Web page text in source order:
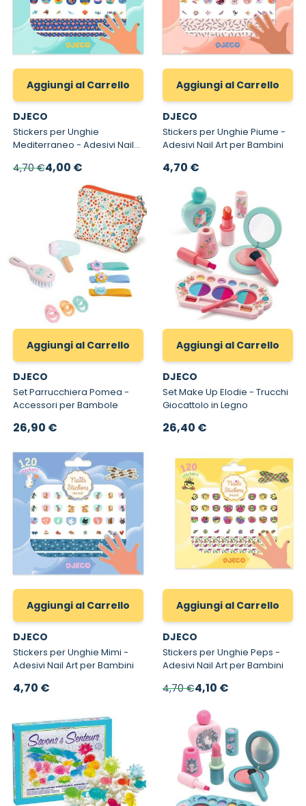
Aggiungi al Carrello
DJECO
Stickers per Unghie
Mediterraneo - Adesivi Nail
4,70 €Prezzo speciale
4,00 €
Aggiungi al Carrello
DJECO
Stickers per Unghie Piume -
Adesivi Nail Art per Bambini
4,70 €
Aggiungi al Carrello
DJECO
Set Parrucchiera Pomea -
Accessori per Bambole
26,90 €
Aggiungi al Carrello
DJECO
Set Make Up Elodie - Trucchi
Giocattolo in Legno
26,40 €
Aggiungi al Carrello
DJECO
Stickers per Unghie Mimi -
Adesivi Nail Art per Bambini
4,70 €
Aggiungi al Carrello
DJECO
Stickers per Unghie Peps -
Adesivi Nail Art per Bambini
4,70 €Prezzo speciale
4,10 €